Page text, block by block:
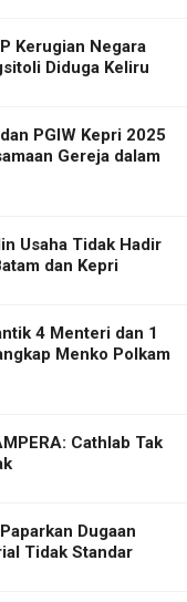
Kerugian Negara
Diduga Keliru
PGIW Kepri 2025
Gereja dalam
Usaha Tidak Hadir
dan Kepri
4 Menteri dan 1
Menko Polkam
Cathlab Tak
Dugaan
Tidak Standar